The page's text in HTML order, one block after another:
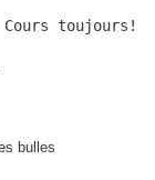
toujours!
bulles